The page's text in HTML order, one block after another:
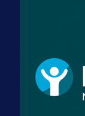
dres
3
Premijer